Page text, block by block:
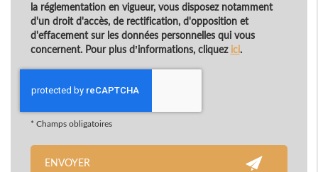
la réglementation en vigueur, vous disposez notamment
d'un droit d'accès, de rectification, d'opposition et
d'effacement sur les données personnelles qui vous
concernent. Pour plus d’informations, cliquez ici.
* Champs obligatoires